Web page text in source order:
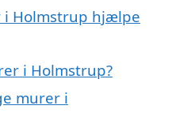
i Holmstrup hjælpe
i Holmstrup?
murer i